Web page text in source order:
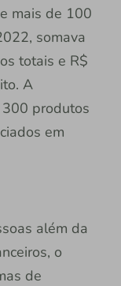
mais de 100
somava
totais e R$
A
produtos
em
além da
o
de